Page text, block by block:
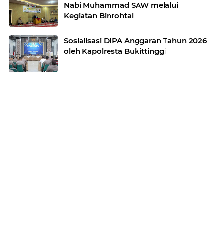
Nabi Muhammad SAW melalui
Kegiatan Binrohtal
Sosialisasi DIPA Anggaran Tahun 2026
oleh Kapolresta Bukittinggi